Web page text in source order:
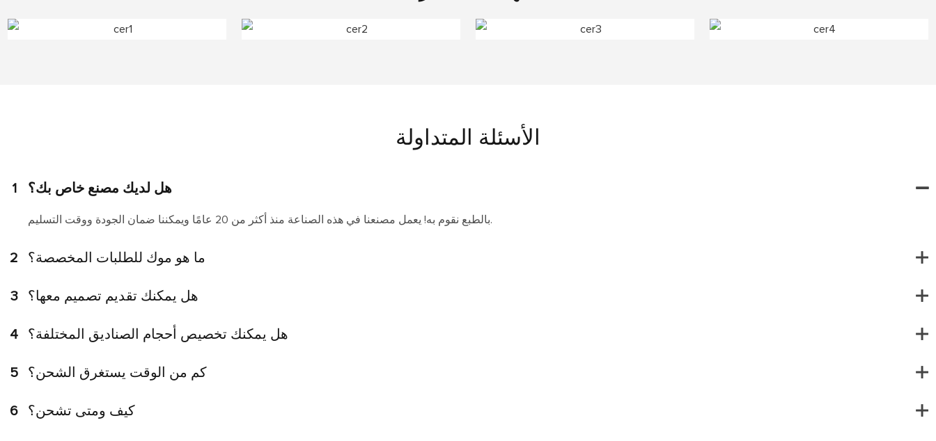
الأسئلة المتداولة
1 هل لديك مصنع خاص بك؟
بالطبع نقوم به! يعمل مصنعنا في هذه الصناعة منذ أكثر من 20 عامًا ويمكننا ضمان الجودة ووقت التسليم.
2 ما هو موك للطلبات المخصصة؟
3 هل يمكنك تقديم تصميم معها؟
4 هل يمكنك تخصيص أحجام الصناديق المختلفة؟
5 كم من الوقت يستغرق الشحن؟
6 كيف ومتى تشحن؟